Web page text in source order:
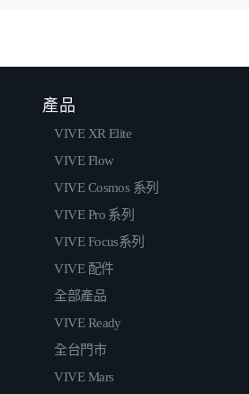
產品
VIVE XR Elite
VIVE Flow
VIVE Cosmos 系列
VIVE Pro 系列
VIVE Focus系列
VIVE 配件
全部產品
VIVE Ready
全台門市
VIVE Mars